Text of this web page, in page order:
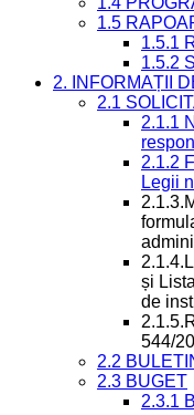
1.5
1.5.1
1.5.2
2. INFORMAȚII
2.1
2.1.1
2.1.2
Legii
și
de
544/
2.2
2.3 BUGET
2.3.1